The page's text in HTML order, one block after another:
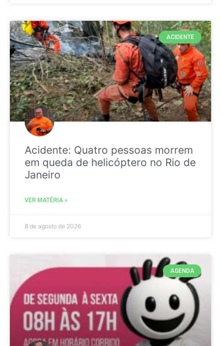
ACIDENTE
Acidente: Quatro pessoas morrem
em queda de helicóptero no Rio de
Janeiro
VER MATÉRIA »
8 de agosto de 2026
AGENDA